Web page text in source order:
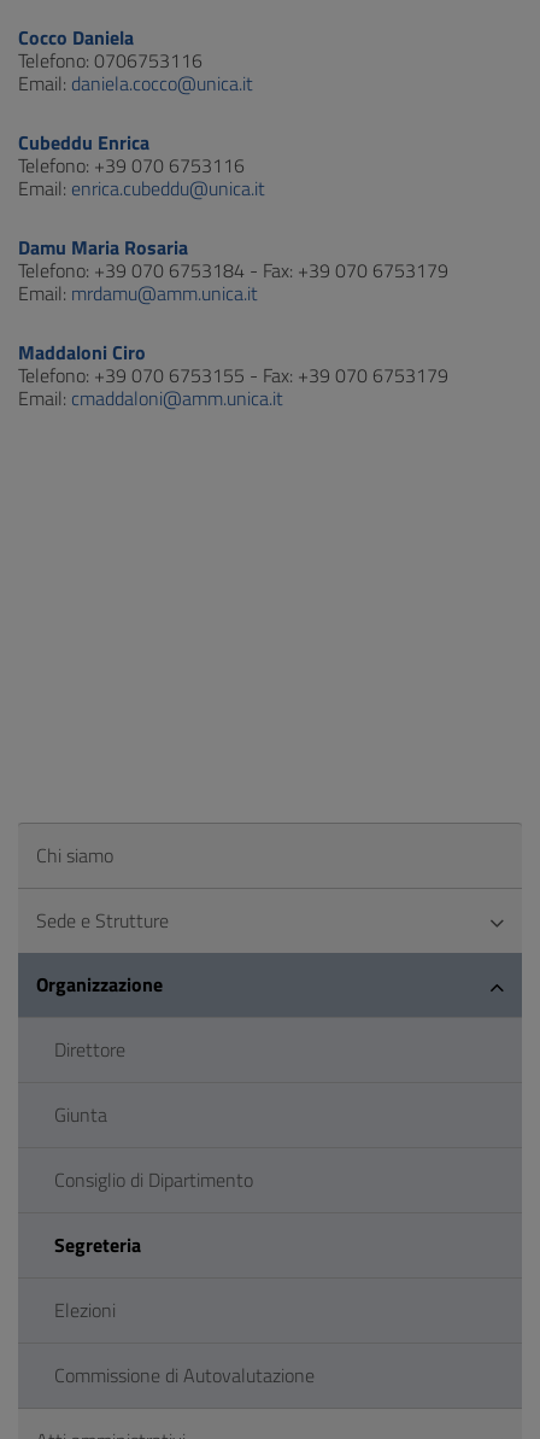
Cocco Daniela
Telefono: 0706753116
Email: daniela.cocco@unica.it
Cubeddu Enrica
Telefono: +39 070 6753116
Email: enrica.cubeddu@unica.it
Damu Maria Rosaria
Telefono: +39 070 6753184 - Fax: +39 070 6753179
Email: mrdamu@amm.unica.it
Maddaloni Ciro
Telefono: +39 070 6753155 - Fax: +39 070 6753179
Email: cmaddaloni@amm.unica.it
Chi siamo
Sede e Strutture
Organizzazione
Direttore
Giunta
Consiglio di Dipartimento
Segreteria
Elezioni
Commissione di Autovalutazione